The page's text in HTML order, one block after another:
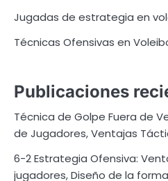
Jugadas de estrategia en
Técnicas Ofensivas en
Publicaciones
Técnica de Golpe Fuera de
de Jugadores, Ventajas
6-2 Estrategia Ofensiva:
jugadores, Diseño de la